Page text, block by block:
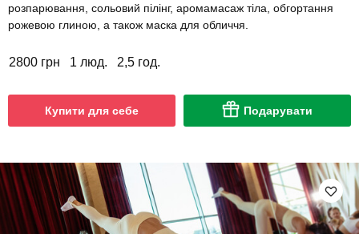
розпарювання, сольовий пілінг, аромамасаж тіла, обгортання
рожевою глиною, а також маска для обличчя.
2800 грн 1 люд. 2,5 год.
Купити для себе Подарувати